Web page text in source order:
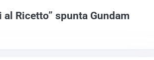
Ricetto” spunta Gundam